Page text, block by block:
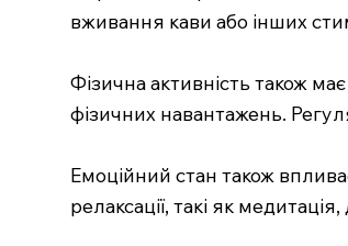
вживання кави або інших
Фізична активність також
фізичних навантажень.
Емоційний стан також
релаксації, такі як